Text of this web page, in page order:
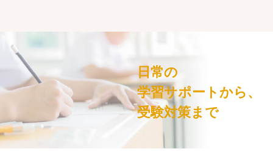
日常の
学習サポートから、
受験対策まで